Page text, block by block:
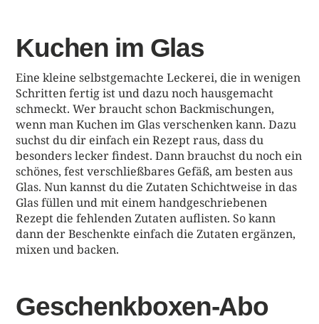
Kuchen im Glas
Eine kleine selbstgemachte Leckerei, die in wenigen
Schritten fertig ist und dazu noch hausgemacht
schmeckt. Wer braucht schon Backmischungen,
wenn man Kuchen im Glas verschenken kann. Dazu
suchst du dir einfach ein Rezept raus, dass du
besonders lecker findest. Dann brauchst du noch ein
schönes, fest verschließbares Gefäß, am besten aus
Glas. Nun kannst du die Zutaten Schichtweise in das
Glas füllen und mit einem handgeschriebenen
Rezept die fehlenden Zutaten auflisten. So kann
dann der Beschenkte einfach die Zutaten ergänzen,
mixen und backen.
Geschenkboxen-Abo